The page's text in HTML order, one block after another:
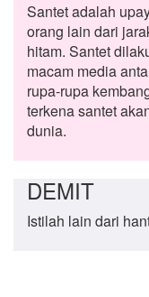
Santet adalah
orang lain dari
hitam. Santet
macam media
rupa-rupa
terkena santet
dunia.
DEMIT
Istilah lain dari